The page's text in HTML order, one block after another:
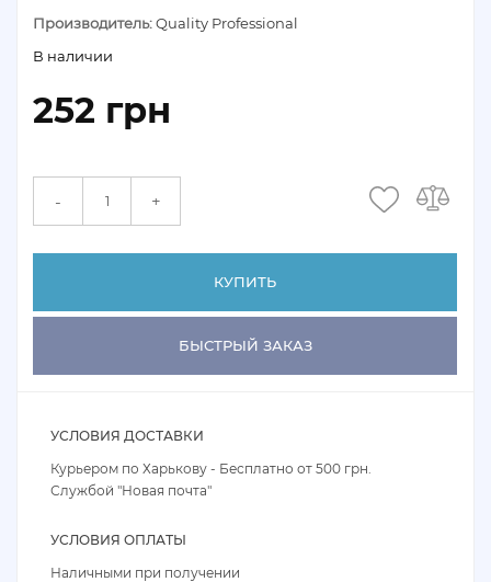
Производитель:Quality Professional
В наличии
252 грн
- +
КУПИТЬ
БЫСТРЫЙ ЗАКАЗ
УСЛОВИЯ ДОСТАВКИ
Курьером по Харькову - Бесплатно от 500 грн.
Службой "Новая почта"
УСЛОВИЯ ОПЛАТЫ
Наличными при получении